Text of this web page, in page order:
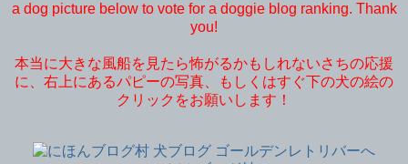
a dog picture below to vote for a doggie blog ranking. Thank
you!
本当に大きな風船を見たら怖がるかもしれないさちの応援
に、右上にあるパピーの写真、もしくはすぐ下の犬の絵の
クリックをお願いします！